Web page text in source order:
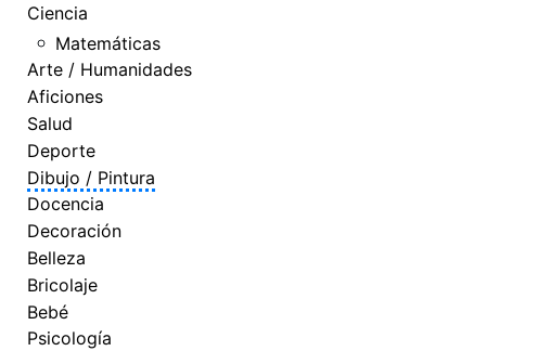
Ciencia
Matemáticas
Arte / Humanidades
Aficiones
Salud
Deporte
Dibujo / Pintura
Docencia
Decoración
Belleza
Bricolaje
Bebé
Psicología